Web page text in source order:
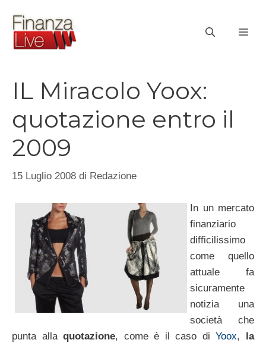
contenuto
IL Miracolo Yoox:
quotazione entro il
2009
15 Luglio 2008 di Redazione
In un mercato
finanziario
difficilissimo
come quello
attuale fa
sicuramente
notizia una
società che
punta allaquotazione, come è il caso diYoox,
la